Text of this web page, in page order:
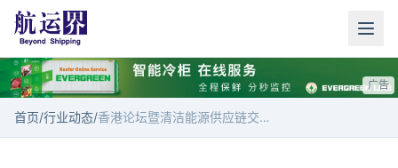
广告
首页/行业动态/ 香港论坛暨清洁能源供应链交流会成功举办